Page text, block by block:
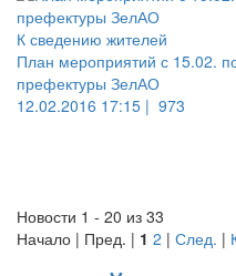
К сведению жителей
План мероприятий с 15.02.
префектуры ЗелАО
12.02.2016 17:15 | 973
Новости 1 - 20 из 33
Начало | Пред. | 1 2 | След. |